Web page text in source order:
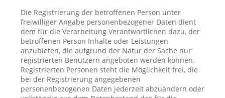
Die Registrierung der betroffenen Person unter
freiwilliger Angabe personenbezogener Daten dient
dem für die Verarbeitung Verantwortlichen dazu, der
betroffenen Person Inhalte oder Leistungen
anzubieten, die aufgrund der Natur der Sache nur
registrierten Benutzern angeboten werden können.
Registrierten Personen steht die Möglichkeit frei, die
bei der Registrierung angegebenen
personenbezogenen Daten jederzeit abzuändern oder